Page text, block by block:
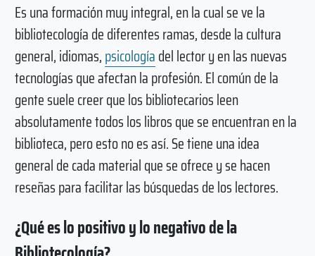
Es una formación muy integral, en la cual se ve la
bibliotecología de diferentes ramas, desde la cultura
general, idiomas,psicologíadel lector y en las nuevas
tecnologías que afectan la profesión. El común de la
gente suele creer que los bibliotecarios leen
absolutamente todos los libros que se encuentran en la
biblioteca, pero esto no es así. Se tiene una idea
general de cada material que se ofrece y se hacen
reseñas para facilitar las búsquedas de los lectores.
¿Qué es lo positivo y lo negativo de la